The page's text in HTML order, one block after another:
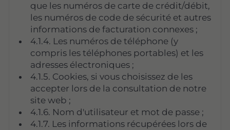
que les numéros de carte de crédit/débit,
les numéros de code de sécurité et autres
informations de facturation connexes ;
4.1.4. Les numéros de téléphone (y
compris les téléphones portables) et les
adresses électroniques ;
4.1.5. Cookies, si vous choisissez de les
accepter lors de la consultation de notre
site web ;
4.1.6. Nom d'utilisateur et mot de passe ;
4.1.7. Les informations récupérées lors de